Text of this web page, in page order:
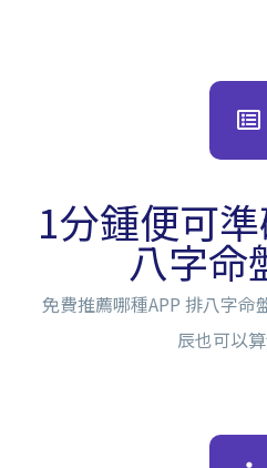
1分鍾便可
八字命
免費推薦哪種APP 排八字命
辰也可以